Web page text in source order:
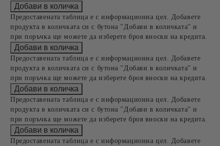
Предоставената таблица е с информационна цел. Добавете
продукта в количката си с бутона "Добави в количката" и
при поръчка ще можете да изберете броя вноски на кредита.
Предоставената таблица е с информационна цел. Добавете
продукта в количката си с бутона "Добави в количката" и
при поръчка ще можете да изберете броя вноски на кредита.
Предоставената таблица е с информационна цел. Добавете
продукта в количката си с бутона "Добави в количката" и
при поръчка ще можете да изберете броя вноски на кредита.
Предоставената таблица е с информационна цел. Добавете